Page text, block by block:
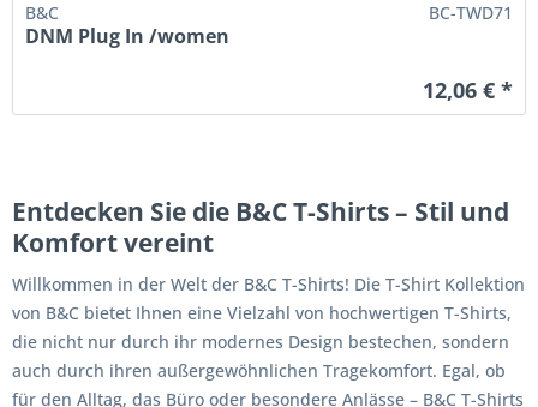
B&C BC-TWD71
DNM Plug In /women
12,06 € *
Entdecken Sie die B&C T-Shirts – Stil und
Komfort vereint
Willkommen in der Welt der B&C T-Shirts! Die T-Shirt Kollektion
von B&C bietet Ihnen eine Vielzahl von hochwertigen T-Shirts,
die nicht nur durch ihr modernes Design bestechen, sondern
auch durch ihren außergewöhnlichen Tragekomfort. Egal, ob
für den Alltag, das Büro oder besondere Anlässe – B&C T-Shirts